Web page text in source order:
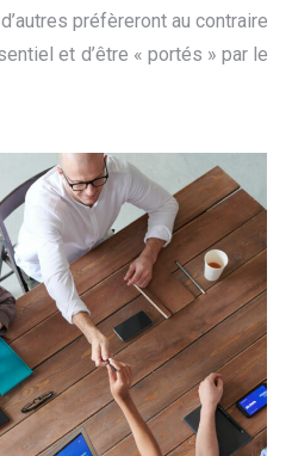
préfèreront au contraire
et d’être « portés » par le